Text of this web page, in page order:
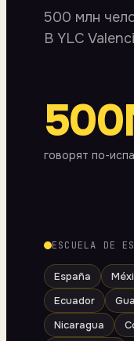
500 млн
В YLC
говорят по-
ESCUELA DE
España
Ecuador
Nicaragua